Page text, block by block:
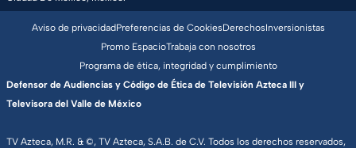
TV Azteca, M.R. & ©, TV Azteca, S.A.B. de C.V. Todos los derechos reservados,
Aviso de privacidadPreferencias de CookiesDerechosInversionistas
Promo EspacioTrabaja con nosotros
Programa de ética, integridad y cumplimiento
Defensor de Audiencias y Código de Ética de Televisión Azteca III y
Televisora del Valle de México